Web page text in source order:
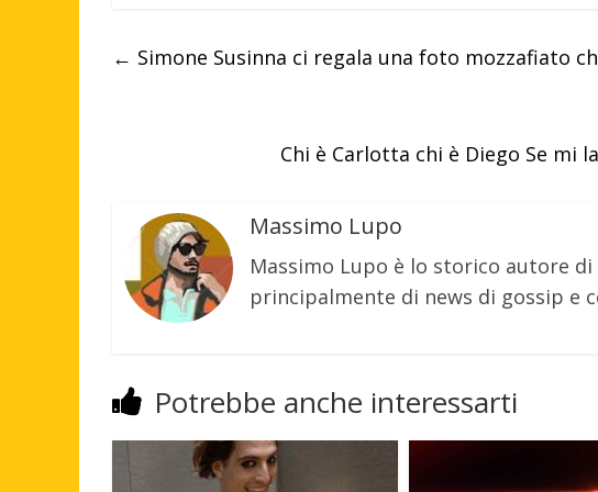
← Simone Susinna ci regala una foto mozzafiato
Chi è Carlotta chi è Diego Se mi
Massimo Lupo
Massimo Lupo è lo storico autore
principalmente di news di gossip e
Potrebbe anche interessarti